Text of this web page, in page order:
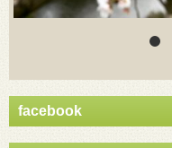
facebook